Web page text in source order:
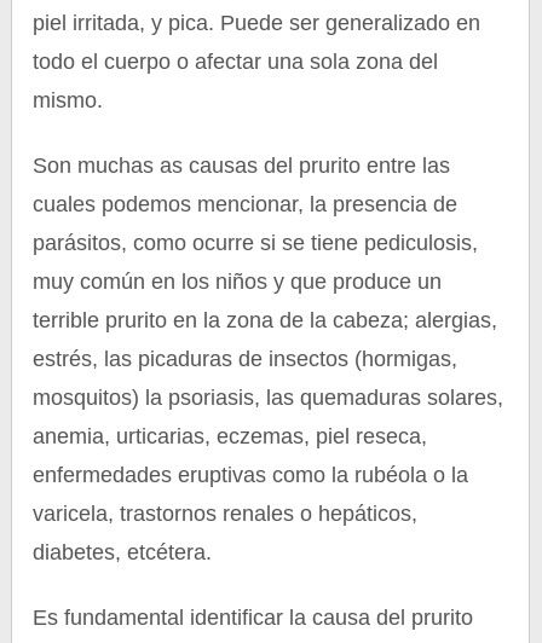
piel irritada, y pica. Puede ser generalizado en
todo el cuerpo o afectar una sola zona del
mismo.
Son muchas as causas del prurito entre las
cuales podemos mencionar, la presencia de
parásitos, como ocurre si se tiene pediculosis,
muy común en los niños y que produce un
terrible prurito en la zona de la cabeza; alergias,
estrés, las picaduras de insectos (hormigas,
mosquitos) la psoriasis, las quemaduras solares,
anemia, urticarias, eczemas, piel reseca,
enfermedades eruptivas como la rubéola o la
varicela, trastornos renales o hepáticos,
diabetes, etcétera.
Es fundamental identificar la causa del prurito